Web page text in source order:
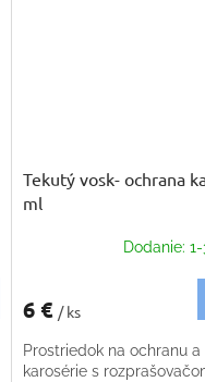
Tekutý vosk- ochrana
ml
Dodanie:
6 € / ks
Prostriedok na ochranu
karosérie s